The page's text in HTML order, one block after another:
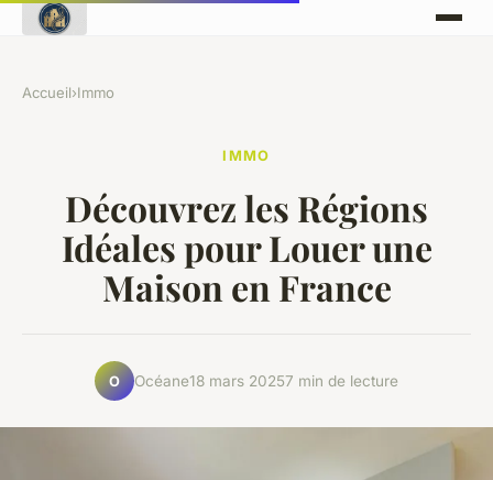
Accueil›Immo
IMMO
Découvrez les Régions
Idéales pour Louer une
Maison en France
O Océane18 mars 20257 min de lecture